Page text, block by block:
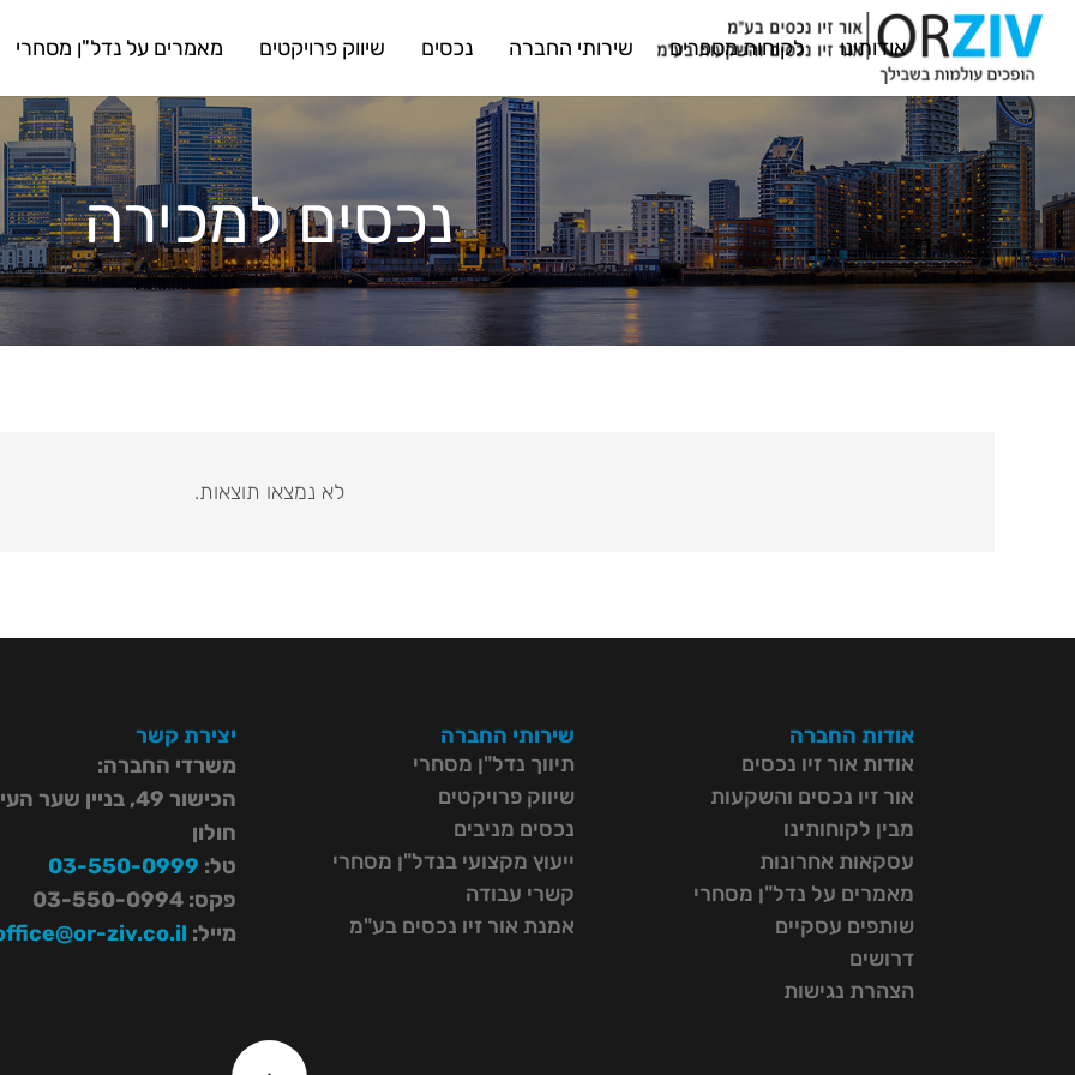
אודותינו לקוחות מספרים שירותי החברה נכסים שיווק פרויקטים מאמרים על נדל"ן מסחרי
נכסים למכירה
לא נמצאו תוצאות.
יצירת קשר
משרדי החברה:
הכישור 49, בניין שער
חולון
טל: 03-550-0999
פקס: 03-550-0994
מייל: ziv.co.il
שירותי החברה
תיווך נדל"ן מסחרי
שיווק פרויקטים
נכסים מניבים
ייעוץ מקצועי בנדל"ן מסחרי
קשרי עבודה
אמנת אור זיו נכסים בע"מ
אודות החברה
אודות אור זיו נכסים
אור זיו נכסים והשקעות
מבין לקוחותינו
עסקאות אחרונות
מאמרים על נדל"ן מסחרי
שותפים עסקיים
דרושים
הצהרת נגישות